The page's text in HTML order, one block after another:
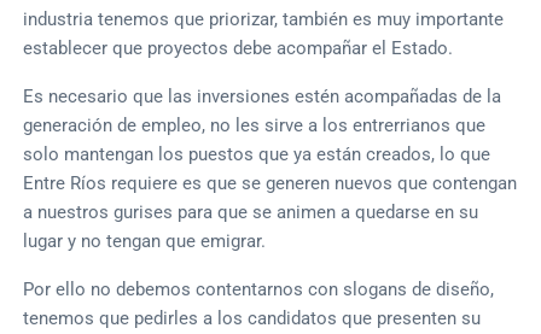
industria tenemos que priorizar, también es muy importante
establecer que proyectos debe acompañar el Estado.
Es necesario que las inversiones estén acompañadas de la
generación de empleo, no les sirve a los entrerrianos que
solo mantengan los puestos que ya están creados, lo que
Entre Ríos requiere es que se generen nuevos que contengan
a nuestros gurises para que se animen a quedarse en su
lugar y no tengan que emigrar.
Por ello no debemos contentarnos con slogans de diseño,
tenemos que pedirles a los candidatos que presenten su